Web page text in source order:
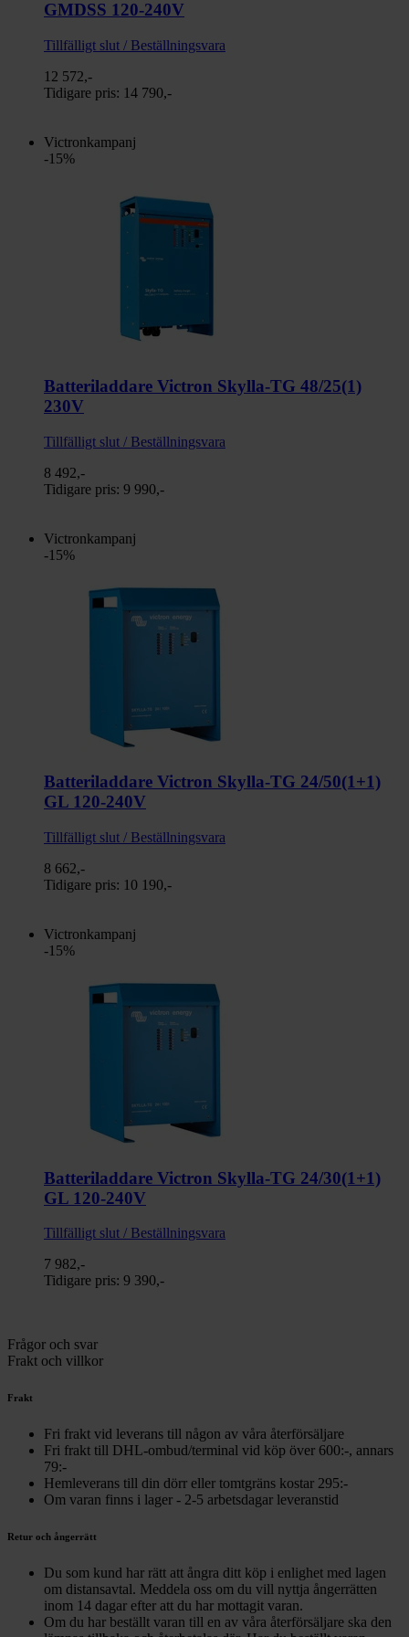
GMDSS 120-240V
Tillfälligt slut / Beställningsvara
12 572,-
Tidigare pris: 14 790,-
Victronkampanj
-15%
Batteriladdare Victron Skylla-TG 48/25(1)
230V
Tillfälligt slut / Beställningsvara
8 492,-
Tidigare pris: 9 990,-
Victronkampanj
-15%
Batteriladdare Victron Skylla-TG 24/50(1+1)
GL 120-240V
Tillfälligt slut / Beställningsvara
8 662,-
Tidigare pris: 10 190,-
Victronkampanj
-15%
Batteriladdare Victron Skylla-TG 24/30(1+1)
GL 120-240V
Tillfälligt slut / Beställningsvara
7 982,-
Tidigare pris: 9 390,-
Frågor och svar
Frakt och villkor
Frakt
Fri frakt vid leverans till någon av våra återförsäljare
Fri frakt till DHL-ombud/terminal vid köp över 600:-, annars
79:-
Hemleverans till din dörr eller tomtgräns kostar 295:-
Om varan finns i lager - 2-5 arbetsdagar leveranstid
Retur och ångerrätt
Du som kund har rätt att ångra ditt köp i enlighet med lagen
om distansavtal. Meddela oss om du vill nyttja ångerrätten
inom 14 dagar efter att du har mottagit varan.
Om du har beställt varan till en av våra återförsäljare ska den